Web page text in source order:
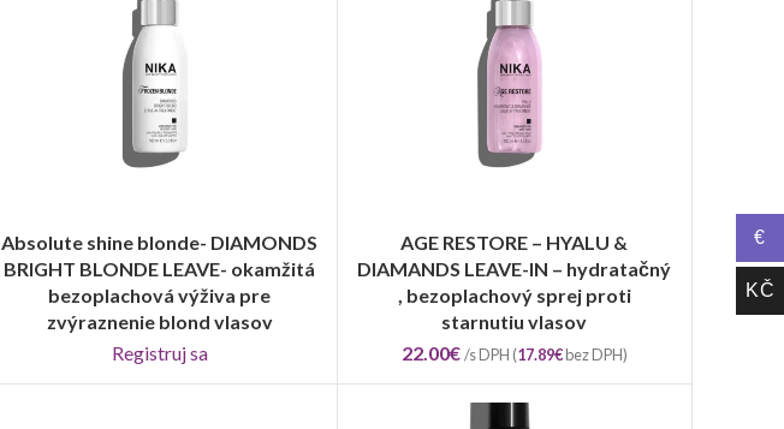
REGISTRUJ SA
Absolute shine blonde- DIAMONDS
BRIGHT BLONDE LEAVE- okamžitá
bezoplachová výživa pre
zvýraznenie blond vlasov
Registruj sa
PRIDAŤ DO KOŠÍKA
AGE RESTORE – HYALU &
DIAMANDS LEAVE-IN – hydratačný
, bezoplachový sprej proti
starnutiu vlasov
22.00€ /s DPH (17.89€bez DPH)
€
KČ